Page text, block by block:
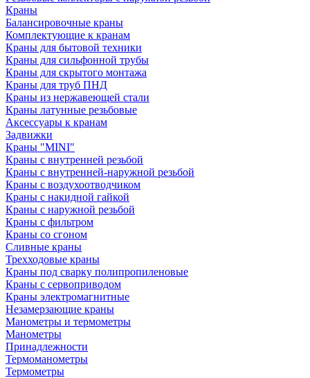
Краны
Балансировочные краны
Комплектующие к кранам
Краны для бытовой техники
Краны для сильфонной трубы
Краны для скрытого монтажа
Краны для труб ПНД
Краны из нержавеющей стали
Краны латунные резьбовые
Аксессуары к кранам
Задвижки
Краны "MINI"
Краны с внутренней резьбой
Краны с внутренней-наружной резьбой
Краны с воздухоотводчиком
Краны с накидной гайкой
Краны с наружной резьбой
Краны с фильтром
Краны со сгоном
Сливные краны
Трехходовые краны
Краны под сварку полипропиленовые
Краны с сервоприводом
Краны электромагнитные
Незамерзающие краны
Манометры и термометры
Манометры
Принадлежности
Термоманометры
Термометры